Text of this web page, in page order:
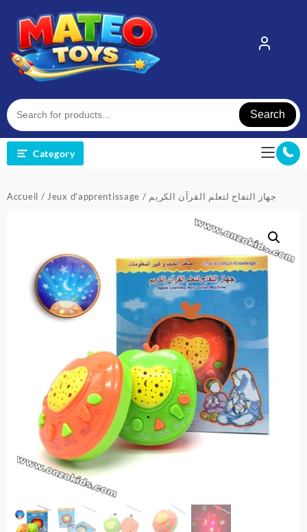
content
Search
Category
Accueil /Jeux d'apprentissage / جهاز التفاح لتعلم القرآن الكريم